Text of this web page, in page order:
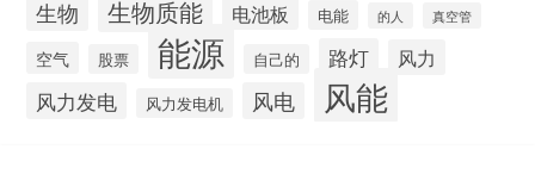
生物
生物质能 电池板 电能 的人 真空管
空气 股票 能源 自己的 路灯 风力
风力发电 风力发电机 风电 风能